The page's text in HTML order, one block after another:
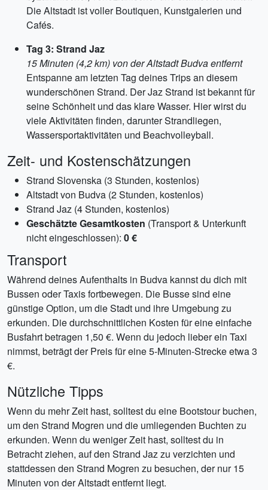
Die Altstadt ist voller Boutiquen, Kunstgalerien und
Cafés.
Tag 3: Strand Jaz
15 Minuten (4,2 km) von der Altstadt Budva entfernt
Entspanne am letzten Tag deines Trips an diesem
wunderschönen Strand. Der Jaz Strand ist bekannt für
seine Schönheit und das klare Wasser. Hier wirst du
viele Aktivitäten finden, darunter Strandliegen,
Wassersportaktivitäten und Beachvolleyball.
Zeit- und Kostenschätzungen
Strand Slovenska (3 Stunden, kostenlos)
Altstadt von Budva (2 Stunden, kostenlos)
Strand Jaz (4 Stunden, kostenlos)
Geschätzte Gesamtkosten (Transport & Unterkunft
nicht eingeschlossen): 0 €
Transport
Während deines Aufenthalts in Budva kannst du dich mit
Bussen oder Taxis fortbewegen. Die Busse sind eine
günstige Option, um die Stadt und ihre Umgebung zu
erkunden. Die durchschnittlichen Kosten für eine einfache
Busfahrt betragen 1,50 €. Wenn du jedoch lieber ein Taxi
nimmst, beträgt der Preis für eine 5-Minuten-Strecke etwa 3
€.
Nützliche Tipps
Wenn du mehr Zeit hast, solltest du eine Bootstour buchen,
um den Strand Mogren und die umliegenden Buchten zu
erkunden. Wenn du weniger Zeit hast, solltest du in
Betracht ziehen, auf den Strand Jaz zu verzichten und
stattdessen den Strand Mogren zu besuchen, der nur 15
Minuten von der Altstadt entfernt liegt.